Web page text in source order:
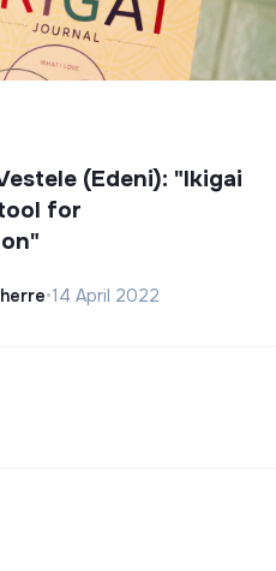
(Edeni): "Ikigai
for
•14 April 2022